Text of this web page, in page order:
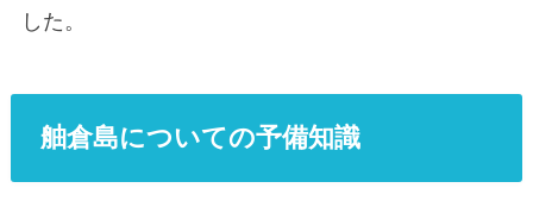
した。
舳倉島についての予備知識